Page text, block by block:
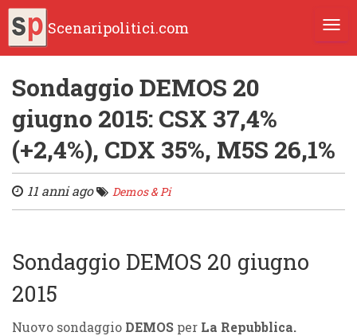
Scenaripolitici.com
Sondaggio DEMOS 20
giugno 2015: CSX 37,4%
(+2,4%), CDX 35%, M5S 26,1%
11 anni ago Demos & Pi
Sondaggio DEMOS 20 giugno
2015
Nuovo sondaggio DEMOS per La Repubblica.